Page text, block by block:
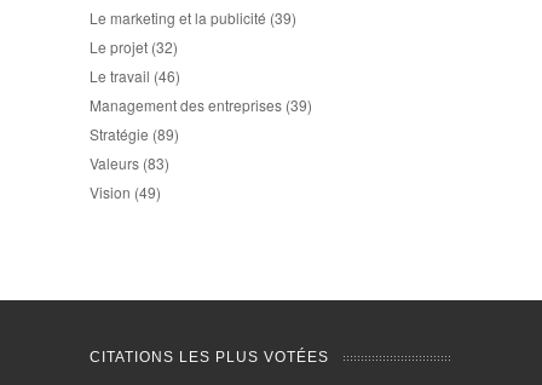
Le marketing et la publicité (39)
Le projet (32)
Le travail (46)
Management des entreprises (39)
Stratégie (89)
Valeurs (83)
Vision (49)
CITATIONS LES PLUS VOTÉES